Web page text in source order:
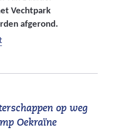
Vechtpark
afgerond.
op weg
Oekraïne